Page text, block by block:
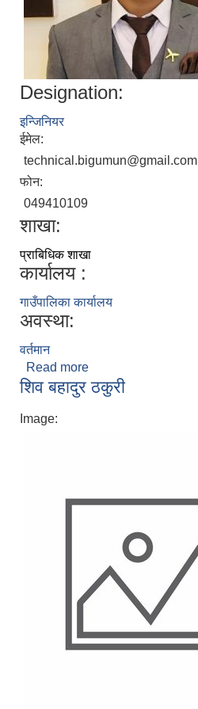
Designation:
इन्जिनियर
ईमेल:
technical.bigumun@gmail.com
फोन:
049410109
शाखा:
प्राबिधिक शाखा
कार्यालय :
गाउँपालिका कार्यालय
अवस्था:
वर्तमान
Read more
शिव बहादुर ठकुरी
Image: